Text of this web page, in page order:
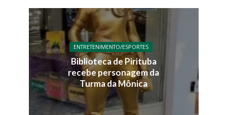
ENTRETENIMENTO/ESPORTES
Biblioteca de Pirituba
recebe personagem da
Turma da Mônica